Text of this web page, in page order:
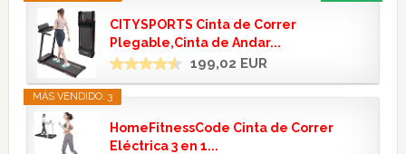
CITYSPORTS Cinta de Correr
Plegable,Cinta de Andar...
199,02 EUR
MÁS VENDIDO. 3
HomeFitnessCode Cinta de Correr
Eléctrica 3 en 1...